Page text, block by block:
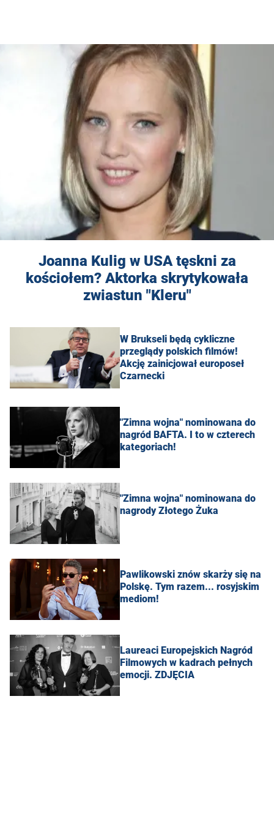
Joanna Kulig w USA tęskni za
kościołem? Aktorka skrytykowała
zwiastun "Kleru"
W Brukseli będą cykliczne
przeglądy polskich filmów!
Akcję zainicjował europoseł
Czarnecki
"Zimna wojna" nominowana do
nagród BAFTA. I to w czterech
kategoriach!
"Zimna wojna" nominowana do
nagrody Złotego Żuka
Pawlikowski znów skarży się na
Polskę. Tym razem... rosyjskim
mediom!
Laureaci Europejskich Nagród
Filmowych w kadrach pełnych
emocji. ZDJĘCIA